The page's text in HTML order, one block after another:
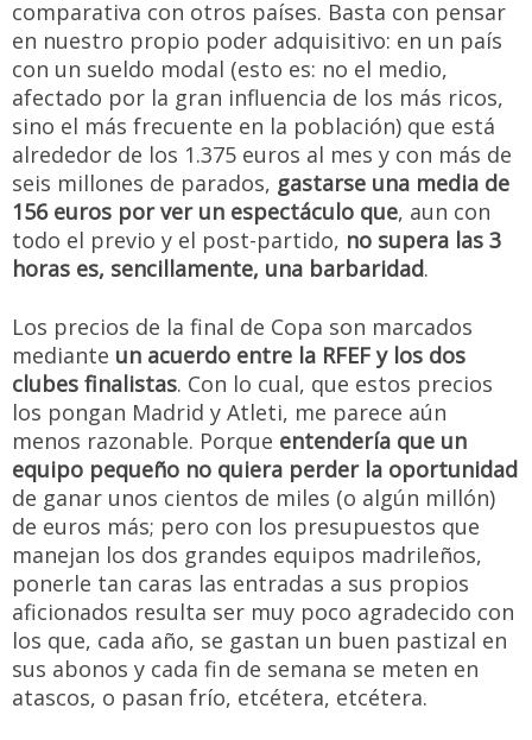
comparativa con otros países. Basta con pensar
en nuestro propio poder adquisitivo: en un país
con un sueldo modal (esto es: no el medio,
afectado por la gran influencia de los más ricos,
sino el más frecuente en la población) que está
alrededor de los 1.375 euros al mes y con más de
seis millones de parados, gastarse una media de
156 euros por ver un espectáculo que, aun con
todo el previo y el post-partido, no supera las 3
horas es, sencillamente, una barbaridad.
Los precios de la final de Copa son marcados
mediante un acuerdo entre la RFEF y los dos
clubes finalistas. Con lo cual, que estos precios
los pongan Madrid y Atleti, me parece aún
menos razonable. Porque entendería que un
equipo pequeño no quiera perder la oportunidad
de ganar unos cientos de miles (o algún millón)
de euros más; pero con los presupuestos que
manejan los dos grandes equipos madrileños,
ponerle tan caras las entradas a sus propios
aficionados resulta ser muy poco agradecido con
los que, cada año, se gastan un buen pastizal en
sus abonos y cada fin de semana se meten en
atascos, o pasan frío, etcétera, etcétera.